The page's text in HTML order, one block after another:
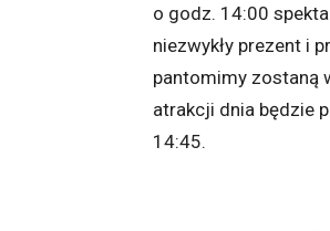
o godz. 14:00
niezwykły prezent i
pantomimy zostaną
atrakcji dnia będzie
14:45.